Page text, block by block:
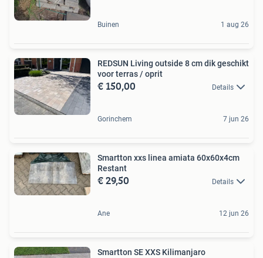
Buinen 1 aug 26
REDSUN Living outside 8 cm dik geschikt
voor terras / oprit
€ 150,00 Details
Gorinchem 7 jun 26
Smartton xxs linea amiata 60x60x4cm
Restant
€ 29,50 Details
Ane 12 jun 26
Smartton SE XXS Kilimanjaro